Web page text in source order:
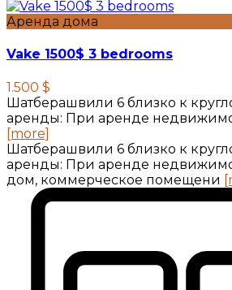
Аренда дома
Vake 1500$ 3 bedrooms
1.500 $
Шатберашвили 6 близко к
аренды: При аренде
[more]
Шатберашвили 6 близко к
аренды: При аренде
дом, коммерческое помещени